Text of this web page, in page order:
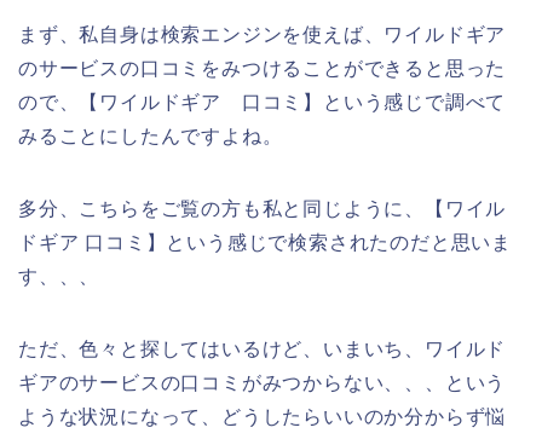
まず、私自身は検索エンジンを使えば、ワイルドギア
のサービスの口コミをみつけることができると思った
ので、【ワイルドギア 口コミ】という感じで調べて
みることにしたんですよね。
多分、こちらをご覧の方も私と同じように、【ワイル
ドギア 口コミ】という感じで検索されたのだと思いま
す、、、
ただ、色々と探してはいるけど、いまいち、ワイルド
ギアのサービスの口コミがみつからない、、、という
ような状況になって、どうしたらいいのか分からず悩